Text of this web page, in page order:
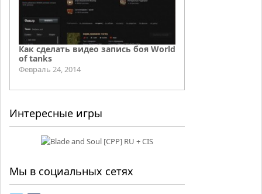
Как сделать видео запись боя World
of tanks
Февраль 24, 2014
Интересные игры
Мы в социальных сетях